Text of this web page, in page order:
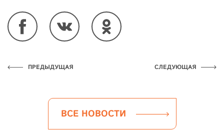
ПРЕДЫДУЩАЯ СЛЕДУЮЩАЯ
ВСЕ НОВОСТИ